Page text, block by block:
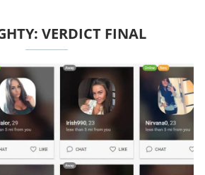
VERDICT FINAL